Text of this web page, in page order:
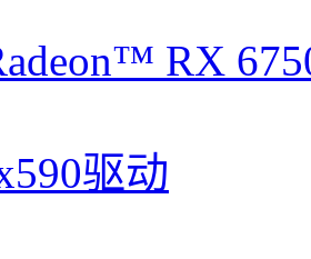
RX
驱动